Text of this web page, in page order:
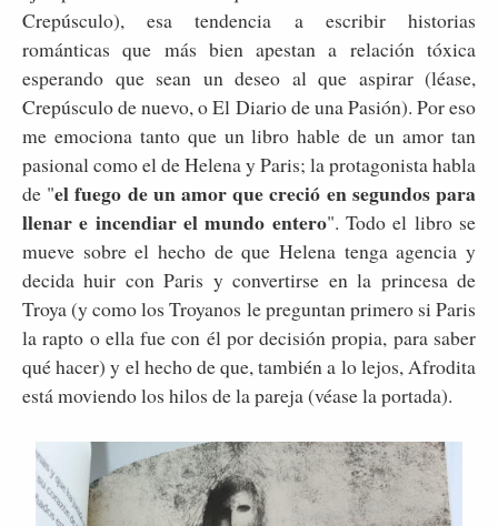
Crepúsculo), esa tendencia a escribir historias
románticas que más bien apestan a relación tóxica
esperando que sean un deseo al que aspirar (léase,
Crepúsculo de nuevo, o El Diario de una Pasión). Por eso
me emociona tanto que un libro hable de un amor tan
pasional como el de Helena y Paris; la protagonista habla
de "el fuego de un amor que creció en segundos para
llenar e incendiar el mundo entero". Todo el libro se
mueve sobre el hecho de que Helena tenga agencia y
decida huir con Paris y convertirse en la princesa de
Troya (y como los Troyanos le preguntan primero si Paris
la rapto o ella fue con él por decisión propia, para saber
qué hacer) y el hecho de que, también a lo lejos, Afrodita
está moviendo los hilos de la pareja (véase la portada).